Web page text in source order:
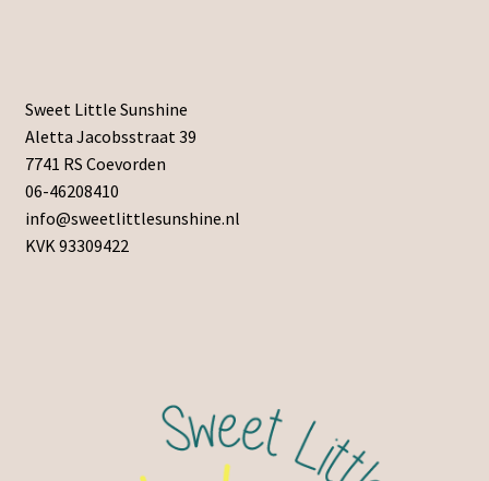
Sweet Little Sunshine
Aletta Jacobsstraat 39
7741 RS Coevorden
06-46208410
info@sweetlittlesunshine.nl
KVK 93309422